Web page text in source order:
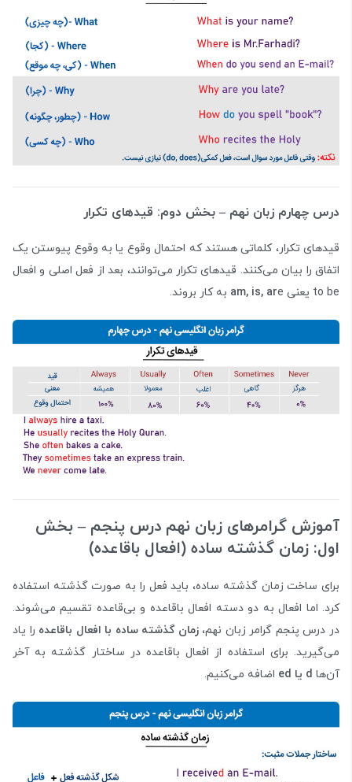
درس چهارم زبان نهم – بخش دوم: قیدهای تکرار
قیدهای تکرار، کلماتی هستند که احتمال وقوع یا به وقوع پیوستن یک
اتفاق را بیان می‌کنند. قیدهای تکرار می‌توانند، بعد از فعل اصلی و افعال
to be یعنی
am, is, are به کار بروند.
آموزش گرامرهای زبان نهم درس پنجم – بخش
اول: زمان گذشته ساده (افعال باقاعده)
برای ساخت زمان گذشته ساده، باید فعل را به صورت گذشته استفاده
کرد. اما افعال به دو دسته افعال باقاعده و بی‌قاعده تقسیم می‌شوند.
در درس پنجم گرامر زبان نهم،زمان گذشته ساده با افعال باقاعده را یاد
می‌گیرید. برای استفاده از افعال باقاعده در ساختار گذشته به آخر
آن‌ها d یا ed اضافه می‌کنیم.